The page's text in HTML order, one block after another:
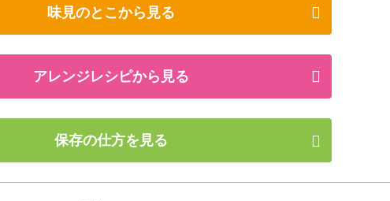
味見のとこから見る
アレンジレシピから見る
保存の仕方を見る